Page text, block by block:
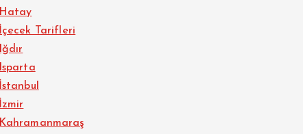
Hatay
İçecek Tarifleri
Iğdır
Isparta
İstanbul
İzmir
Kahramanmaraş